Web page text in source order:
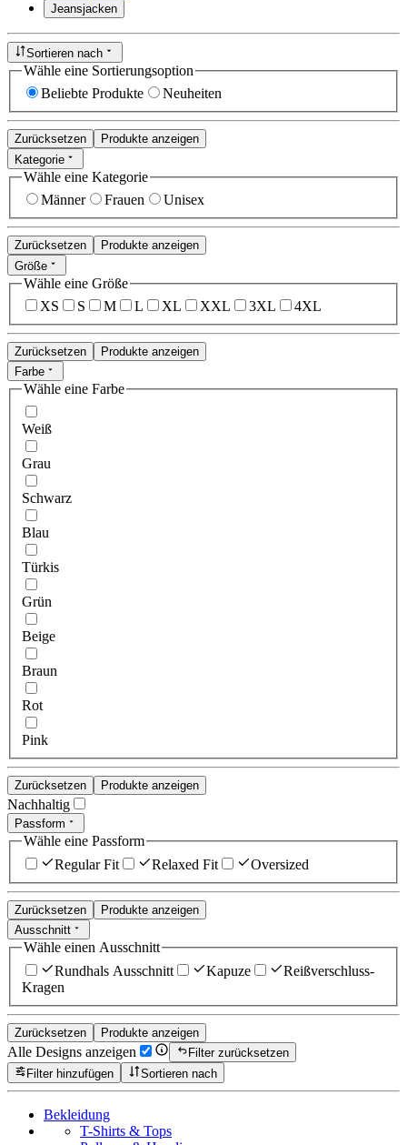
Jeansjacken
Sortieren nach
Wähle eine Sortierungsoption
Beliebte Produkte
Neuheiten
Zurücksetzen
Produkte anzeigen
Kategorie
Wähle eine Kategorie
Männer
Frauen Unisex
Zurücksetzen
Produkte anzeigen
Größe
Wähle eine Größe
XS
S M L XL XXL 3XL 4XL
Zurücksetzen
Produkte anzeigen
Farbe
Wähle eine Farbe
Weiß
Grau
Schwarz
Blau
Türkis
Grün
Beige
Braun
Rot
Pink
Zurücksetzen Produkte anzeigen
Nachhaltig
Passform
Wähle eine Passform
Regular Fit
Relaxed Fit Oversized
Zurücksetzen
Produkte anzeigen
Ausschnitt
Wähle einen Ausschnitt
Rundhals Ausschnitt
Kapuze
Reißverschluss-
Kragen
Zurücksetzen Produkte anzeigen
Alle Designs anzeigen
Filter zurücksetzen
Filter hinzufügen
Sortieren nach
Bekleidung
T-Shirts & Tops